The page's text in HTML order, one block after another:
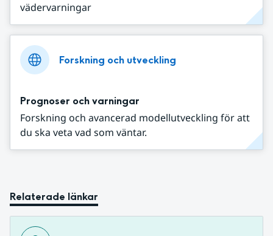
vädervarningar
Forskning och utveckling
Prognoser och varningar
Forskning och avancerad modellutveckling för att
du ska veta vad som väntar.
Relaterade länkar